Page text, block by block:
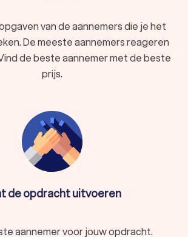
van de aannemers die je het
De meeste aannemers reageren
de beste aannemer met de beste
prijs.
de opdracht uitvoeren
aannemer voor jouw opdracht.